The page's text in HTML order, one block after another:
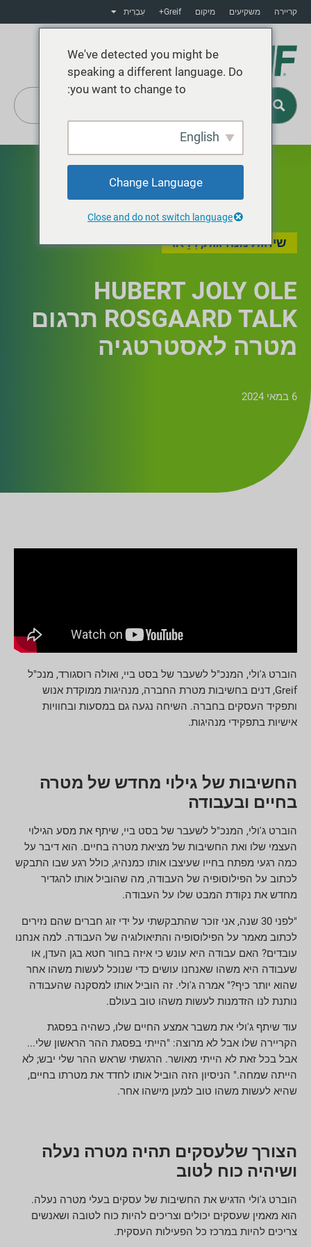
קריירה משקיעים מיקום Greif+ עִבְרִית
שיחות מנהיגות,וִידֵאוֹ
HUBERT JOLY OLE
ROSGAARD TALK תרגום
מטרה לאסטרטגיה
6 במאי 2024
הוברט ג'ולי, המנכ"ל לשעבר של בסט ביי, ואולה רוסגורד, מנכ"ל
Greif, דנים בחשיבות מטרת החברה, מנהיגות ממוקדת אנוש
ותפקיד העסקים בחברה. השיחה נגעה גם במסעות ובחוויות
אישיות בתפקידי מנהיגות.
החשיבות של גילוי מחדש של מטרה
בחיים ובעבודה
הוברט ג'ולי, המנכ"ל לשעבר של בסט ביי, שיתף את מסע הגילוי
העצמי שלו ואת החשיבות של מציאת מטרה בחיים. הוא דיבר על
כמה רגעי מפתח בחייו שעיצבו אותו כמנהיג, כולל רגע שבו התבקש
לכתוב על הפילוסופיה של העבודה, מה שהוביל אותו להגדיר
מחדש את נקודת המבט שלו על העבודה.
"לפני 30 שנה, אני זוכר שהתבקשתי על ידי זוג חברים שהם נזירים
לכתוב מאמר על הפילוסופיה והתיאולוגיה של העבודה. למה אנחנו
עובדים? האם עבודה היא עונש כי איזה בחור חטא בגן העדן, או
שעבודה היא משהו שאנחנו עושים כדי שנוכל לעשות משהו אחר
שהוא יותר כיף?" אמרה ג'ולי. זה הוביל אותו למסקנה שהעבודה
נותנת לנו הזדמנות לעשות משהו טוב בעולם.
עוד שיתף ג'ולי את משבר אמצע החיים שלו, כשהיה בפסגת
הקריירה שלו אבל לא מרוצה: "הייתי בפסגת ההר הראשון שלי...
אבל בכל זאת לא הייתי מאושר. הרגשתי שראש ההר שלי יבש; לא
הייתה שמחה." הניסיון הזה הוביל אותו לחדד את מטרתו בחיים,
שהיא לעשות משהו טוב למען מישהו אחר.
הצורך שלעסקים תהיה מטרה נעלה
ושיהיה כוח לטוב
הוברט ג'ולי הדגיש את החשיבות של עסקים בעלי מטרה נעלה.
הוא מאמין שעסקים יכולים וצריכים להיות כוח לטובה ושאנשים
צריכים להיות במרכז כל הפעילות העסקית.
We've detected you might be
speaking a different language. Do
you want to change to:
English
Change Language
Close and do not switch language